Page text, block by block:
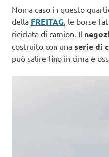
Non a caso in questo
della FREITAG, le borse
riciclata di camion. Il
costruito con una serie di
può salire fino in cima e